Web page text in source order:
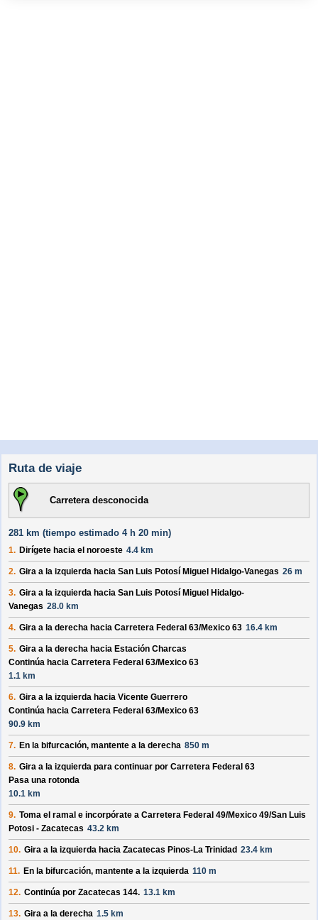
Ruta de viaje
Carretera desconocida
281 km (tiempo estimado 4 h 20 min)
1. Dirígete hacia el noroeste 4.4 km
2. Gira a la izquierda hacia San Luis Potosí Miguel Hidalgo-Vanegas 26 m
3. Gira a la izquierda hacia San Luis Potosí Miguel Hidalgo-
Vanegas 28.0 km
4. Gira a la derecha hacia Carretera Federal 63/Mexico 63 16.4 km
5. Gira a la derecha hacia Estación Charcas
Continúa hacia Carretera Federal 63/Mexico 63
1.1 km
6. Gira a la izquierda hacia Vicente Guerrero
Continúa hacia Carretera Federal 63/Mexico 63
90.9 km
7. En la bifurcación, mantente a la derecha 850 m
8. Gira a la izquierda para continuar por Carretera Federal 63
Pasa una rotonda
10.1 km
9. Toma el ramal e incorpórate a Carretera Federal 49/Mexico 49/San Luis
Potosi - Zacatecas 43.2 km
10. Gira a la izquierda hacia Zacatecas Pinos-La Trinidad 23.4 km
11. En la bifurcación, mantente a la izquierda 110 m
12. Continúa por Zacatecas 144. 13.1 km
13. Gira a la derecha 1.5 km